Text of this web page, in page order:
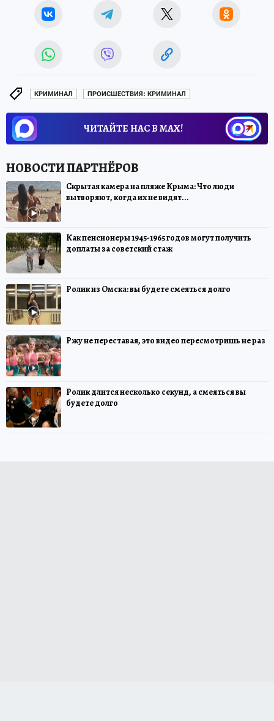
КРИМИНАЛ ПРОИСШЕСТВИЯ: КРИМИНАЛ
ЧИТАЙТЕ НАС В МАХ!
Скрытая камера на пляже Крыма: Что люди
вытворяют, когда их не видят...
Как пенсионеры 1945-1965 годов могут получить
доплаты за советский стаж
Ролик из Омска: вы будете смеяться долго
Ржу не переставая, это видео пересмотришь не раз
Ролик длится несколько секунд, а смеяться вы
будете долго